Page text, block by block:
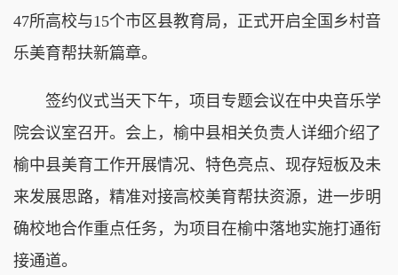
47所高校与15个市区县教育局，正式开启全国乡村音
乐美育帮扶新篇章。
签约仪式当天下午，项目专题会议在中央音乐学
院会议室召开。会上，榆中县相关负责人详细介绍了
榆中县美育工作开展情况、特色亮点、现存短板及未
来发展思路，精准对接高校美育帮扶资源，进一步明
确校地合作重点任务，为项目在榆中落地实施打通衔
接通道。